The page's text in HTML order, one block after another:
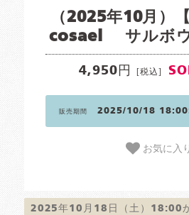
（2025年10月）
cosael サルボ
4,950円 [税込]
販売期間 2025/10/18
お気に入
2025年10月18日（土）18:00